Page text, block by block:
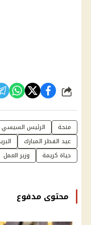
شارك
منحة الرئيس السيسي
عيد الفطر المبارك
حياة كريمة
وزير العمل
محتوى مدفوع